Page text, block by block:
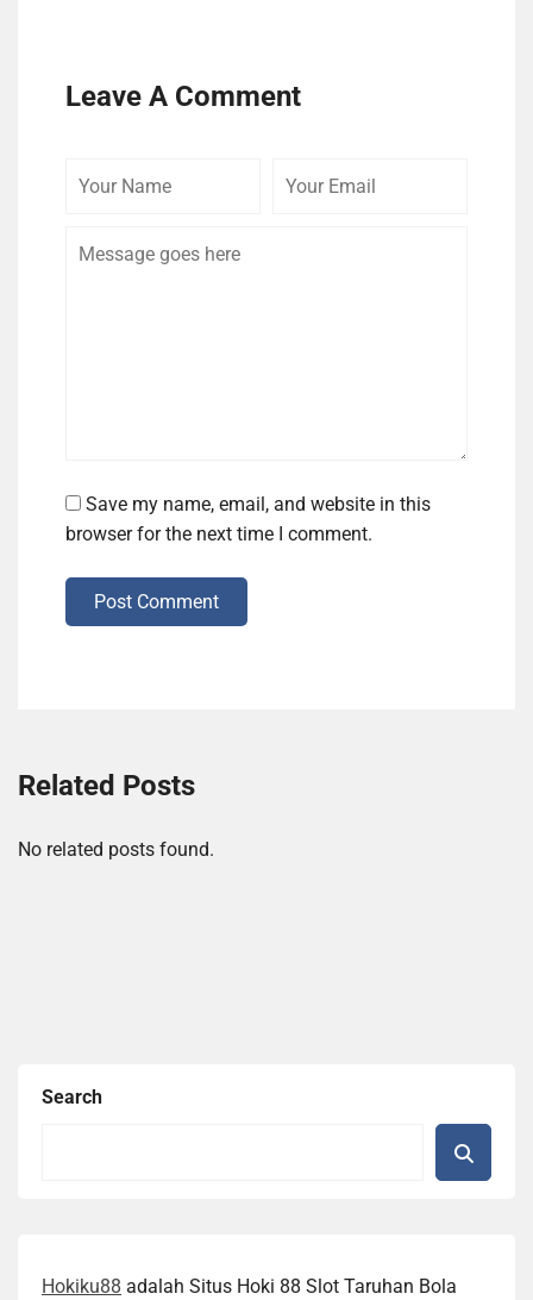
Leave A Comment
Save my name, email, and website in this
browser for the next time I comment.
Post Comment
Related Posts
No related posts found.
Search
Hokiku88 adalah Situs Hoki 88 Slot Taruhan Bola